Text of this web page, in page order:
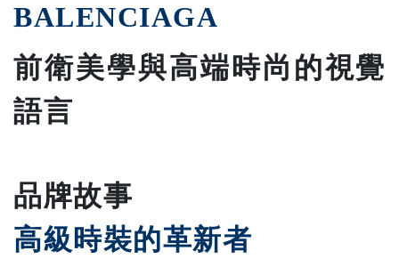
BALENCIAGA
前衛美學與高端時尚的視覺
語言
品牌故事
高級時裝的革新者